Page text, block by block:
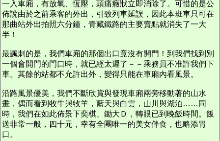
一入車廂，有放氧、恆壓，頭痛癥狀立即消除了。可惜的是公
佈說由於之前乘客的外出，引致列車延誤，因此本班車只可在
那曲站外出拍照六分鐘，青藏鐵路的主要賣點就消失了一大
半！
最諷刺的是，我們車廂的那個出口竟沒有開門！到我們找到別
一個會開門的門口時，就已經太遲了－－乘務員不准許我們下
車。其餘的站都不允許出外，變得只能在車廂內看風景。
沿路風景優美，我們不斷欣賞與發現車廂兩旁移動著的山水
畫，偶而看到牧牛與牧羊，藍天與白雲，山川與湖泊……同
時，我們在如此佈景下奕棋、鋤大Ｄ，轉眼已到晚飯時間。飯
送非常一般，四十元，幸有全團唯一的美女伴食，也略添胃
口。